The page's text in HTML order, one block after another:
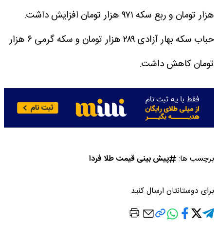
هزار تومان و ربع‌ سکه ۹۷۱ هزار تومان افزایش داشت.
حباب سکه بهار آزادی ۲۸۹ هزار تومان و سکه گرمی ۶ هزار
تومان کاهش داشت.
برچسب ها: پیش بینی قیمت طلا فردا
برای دوستانتان ارسال کنید